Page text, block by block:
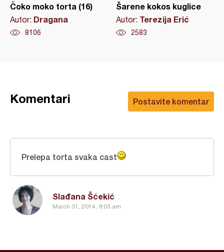
Čoko moko torta (16)
Autor: Dragana
8106
Šarene kokos kuglice
Autor: Terezija Erić
2583
Postavite komentar
Komentari
Slađana Šćekić
March 31, 2014, 9:03 am
Prelepa torta svaka cast